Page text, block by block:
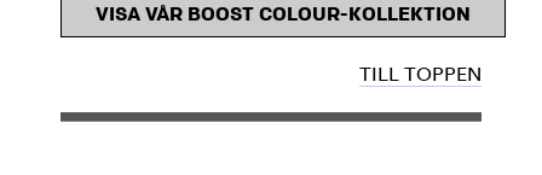
VISA VÅR BOOST COLOUR-KOLLEKTION
TILL TOPPEN